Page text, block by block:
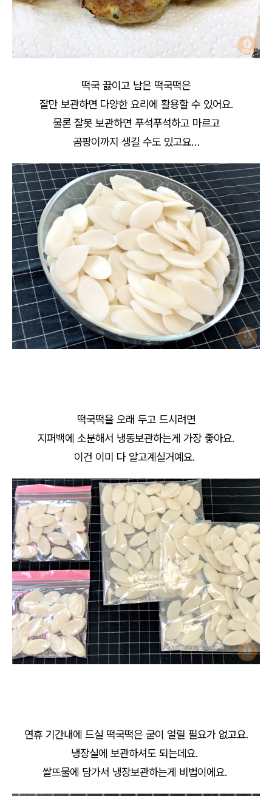
떡국 끓이고 남은 떡국떡은
잘만 보관하면 다양한 요리에 활용할 수 있어요.
물론 잘못 보관하면 푸석푸석하고 마르고
곰팡이까지 생길 수도 있고요…
떡국떡을 오래 두고 드시려면
지퍼백에 소분해서 냉동보관하는게 가장 좋아요.
이건 이미 다 알고계실거예요.
연휴 기간내에 드실 떡국떡은 굳이 얼릴 필요가 없고요.
냉장실에 보관하셔도 되는데요.
쌀뜨물에 담가서 냉장보관하는게 비법이에요.